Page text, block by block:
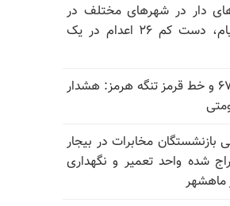
دار در شهرهای مختلف در
وحشت از قیام، دست کم ۲۶ اعدام در یک
کابوس سال ۶۷ و خط قرمز تنگه هرمز: هشدار
بازنشستگان مخابرات در بیجار
شده واحد تعمیر و نگهداری
ماهشهر